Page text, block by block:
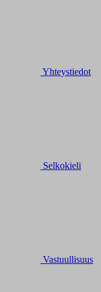
Yhteystiedot
Selkokieli
Vastuullisuus